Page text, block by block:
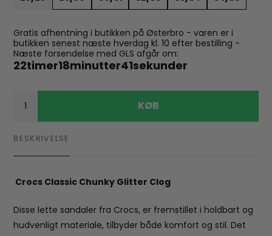
Gratis afhentning i butikken på Østerbro - varen er i
butikken senest næste hverdag kl. 10 efter bestilling -
Næste forsendelse med GLS afgår om:
22timer18minutter41sekunder
KØB
BESKRIVELSE
Crocs Classic Chunky Glitter Clog
Disse lette sandaler fra Crocs, er fremstillet i holdbart og
hudvenligt materiale, tilbyder både komfort og stil. Det